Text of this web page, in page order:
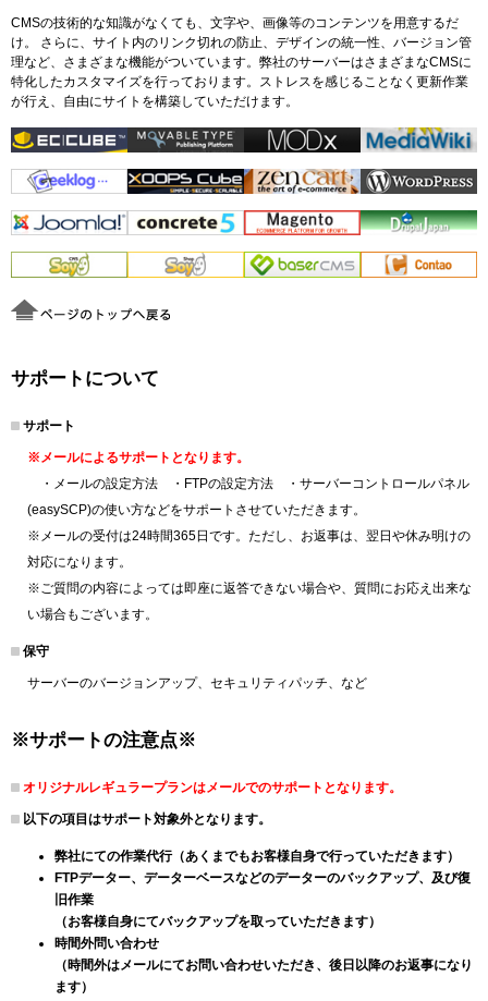
CMSの技術的な知識がなくても、文字や、画像等のコンテンツを用意するだ
け。 さらに、サイト内のリンク切れの防止、デザインの統一性、バージョン管
理など、さまざまな機能がついています。弊社のサーバーはさまざまなCMSに
特化したカスタマイズを行っております。ストレスを感じることなく更新作業
が行え、自由にサイトを構築していただけます。
サポートについて
サポート
※メールによるサポートとなります。
・メールの設定方法 ・FTPの設定方法 ・サーバーコントロールパネル
(easySCP)の使い方などをサポートさせていただきます。
※メールの受付は24時間365日です。ただし、お返事は、翌日や休み明けの
対応になります。
※ご質問の内容によっては即座に返答できない場合や、質問にお応え出来な
い場合もございます。
保守
サーバーのバージョンアップ、セキュリティパッチ、など
※サポートの注意点※
オリジナルレギュラープランはメールでのサポートとなります。
以下の項目はサポート対象外となります。
弊社にての作業代行（あくまでもお客様自身で行っていただきます）
FTPデーター、データーベースなどのデーターのバックアップ、及び復
旧作業
（お客様自身にてバックアップを取っていただきます）
時間外問い合わせ
（時間外はメールにてお問い合わせいただき、後日以降のお返事になり
ます）